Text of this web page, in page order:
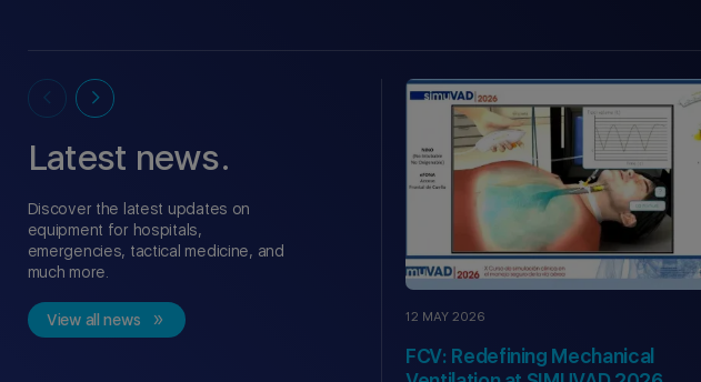
Latest news.
Discover the latest updates on
equipment for hospitals,
emergencies, tactical medicine, and
much more.
View all news 12 MAY 2026
FCV: Redefining Mechanical